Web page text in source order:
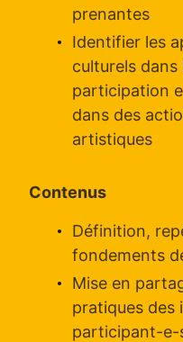
prenantes
Identifier les
culturels
participation
dans des
artistiques
Contenus
Définition,
fondements
Mise en
pratiques
participant-e-